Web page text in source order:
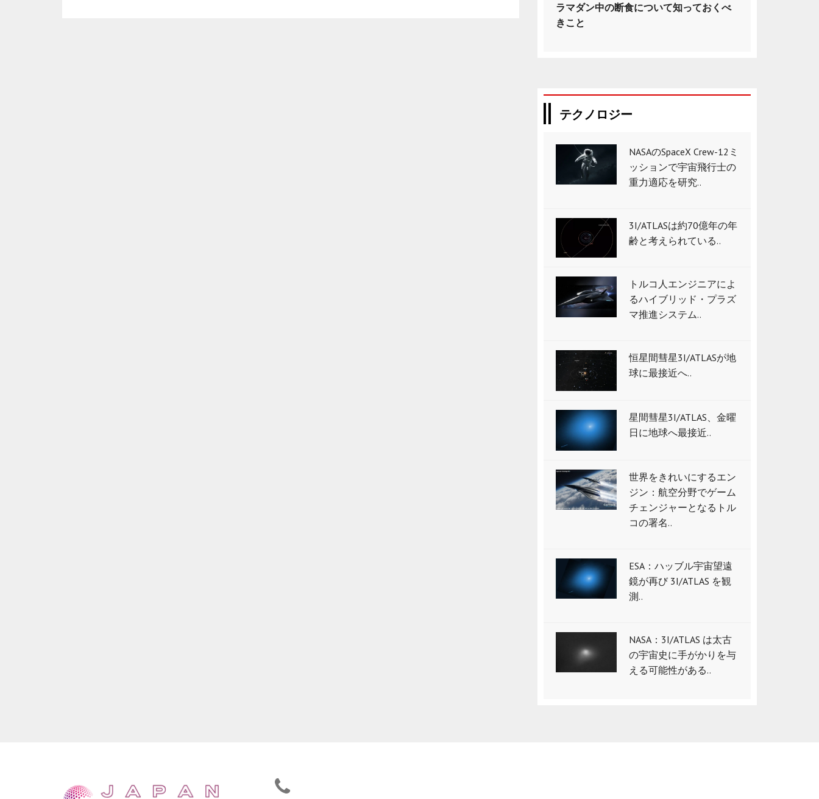
ラマダン中の断食について知っておくべ
きこと
テクノロジー
NASAのSpaceX Crew-12ミ
ッションで宇宙飛行士の
重力適応を研究..
3I/ATLASは約70億年の年
齢と考えられている..
トルコ人エンジニアによ
るハイブリッド・プラズ
マ推進システム..
恒星間彗星3I/ATLASが地
球に最接近へ..
星間彗星3I/ATLAS、金曜
日に地球へ最接近..
世界をきれいにするエン
ジン：航空分野でゲーム
チェンジャーとなるトル
コの署名..
ESA：ハッブル宇宙望遠
鏡が再び 3I/ATLAS を観
測..
NASA：3I/ATLAS は太古
の宇宙史に手がかりを与
える可能性がある..